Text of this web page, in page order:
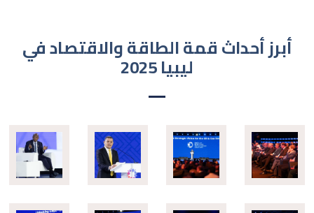
أبرز أحداث قمة الطاقة والاقتصاد في
ليبيا 2025